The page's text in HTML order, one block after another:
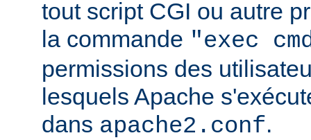
tout script CGI ou autre
la commande "exec
permissions des
lesquels Apache
dans apache2.conf.